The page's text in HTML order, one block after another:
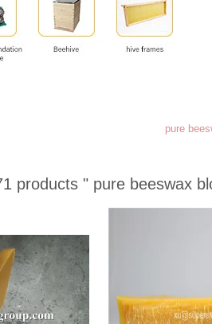
pure